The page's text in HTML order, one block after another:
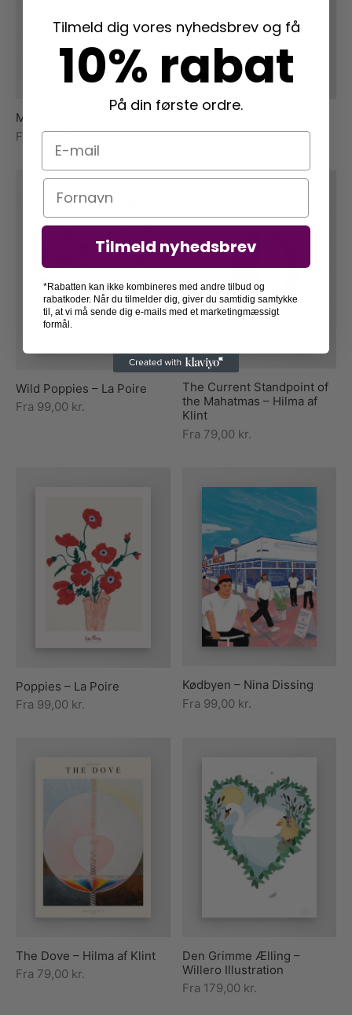
Mor Definition – Citatplakat
Fra
179,00kr.
Fra 179,00kr.
Wild Poppies – La Poire
Fra 99,00 kr.
The Current Standpoint of
the Mahatmas – Hilma af
Klint
Fra 79,00 kr.
Poppies – La Poire
Fra 99,00 kr.
Kødbyen – Nina Dissing
Fra 99,00 kr.
The Dove – Hilma af Klint
Fra 79,00 kr.
Den Grimme Ælling –
Willero Illustration
Fra 179,00 kr.
Tilmeld dig vores nyhedsbrev og få
10% rabat
På din første ordre.
E-mail
Navn
Tilmeld nyhedsbrev
*Rabatten kan ikke kombineres med andre tilbud og
rabatkoder. Når du tilmelder dig, giver du samtidig samtykke
til, at vi må sende dig e-mails med et marketingmæssigt
formål.